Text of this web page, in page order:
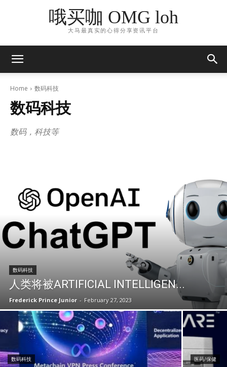
哦买咖 OMG loh
大马最真实的心得分享资讯平台
Home 数码科技
数码科技
数码，科技等
数码科技
人类将被ARTIFICIAL INTELLIGEN...
Frederick Prince Junior - February 27, 2023
数码科技 医药/保健